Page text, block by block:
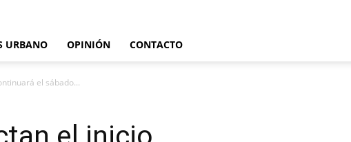
URBANO OPINIÓN CONTACTO
el sábado...